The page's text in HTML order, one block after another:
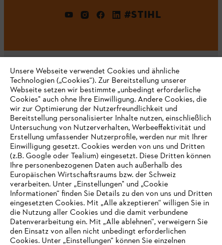
#STIHL
Unternehmen
Häufig gestellte Fragen
Support
Datenschutz Impressum Cookies
IHR BROWSER WIRD NICHT
UNTERSTÜTZT
Unsere Webseite verwendet Cookies und ähnliche
Technologien („Cookies“). Zur Bereitstellung unserer
Webseite setzen wir bestimmte „unbedingt erforderliche
Cookies" auch ohne Ihre Einwilligung. Andere Cookies, die
wir zur Optimierung der Nutzerfreundlichkeit und
Bereitstellung personalisierter Inhalte nutzen, einschließlich
Untersuchung von Nutzerverhalten, Werbeeffektivität und
Erstellung umfassender Nutzerprofile, werden nur mit Ihrer
Einwilligung gesetzt. Cookies werden von uns und Dritten
(z.B. Google oder Tealium) eingesetzt. Diese Dritten können
Ihre personenbezogenen Daten auch außerhalb des
Europäischen Wirtschaftsraums bzw. der Schweiz
verarbeiten. Unter „Einstellungen" und „Cookie
Informationen“ finden Sie Details zu den von uns und Dritten
eingesetzten Cookies. Mit „Alle akzeptieren“ willigen Sie in
die Nutzung aller Cookies und die damit verbundene
Datenverarbeitung ein. Mit „Alle ablehnen“, verweigern Sie
den Einsatz von allen nicht unbedingt erforderlichen
Cookies. Unter „Einstellungen“ können Sie einzelnen